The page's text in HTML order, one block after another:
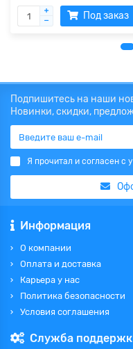
Под заказ
Подпишитесь на наши
Новинки, скидки,
Я прочитал и согласен с
Информация
О компании
Оплата и доставка
Карьера у нас
Политика безопасности
Условия соглашения
Служба